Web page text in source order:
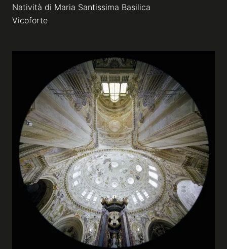
Natività di Maria Santissima Basilica
Vicoforte